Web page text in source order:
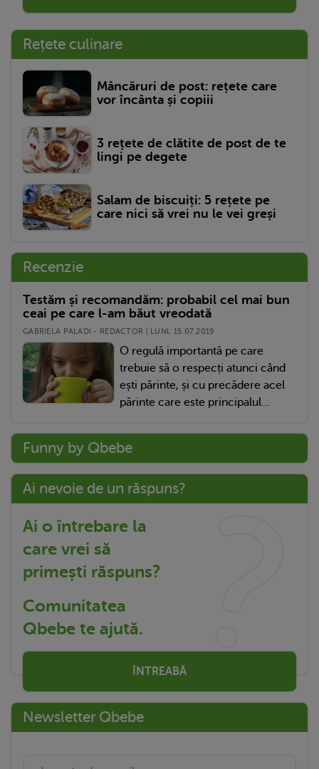
Rețete culinare
Mâncăruri de post: rețete care
vor încânta și copiii
3 rețete de clătite de post de te
lingi pe degete
Salam de biscuiți: 5 rețete pe
care nici să vrei nu le vei greși
Recenzie
Testăm și recomandăm: probabil cel mai bun
ceai pe care l-am băut vreodată
GABRIELA PALADI - REDACTOR | LUNI, 15.07.2019
O regulă importantă pe care
trebuie să o respecți atunci când
ești părinte, și cu precădere acel
părinte care este principalul...
Funny by Qbebe
Ai nevoie de un răspuns?
Ai o întrebare la
care vrei să
primești răspuns?
Comunitatea
Qbebe te ajută.
ÎNTREABĂ
Newsletter Qbebe